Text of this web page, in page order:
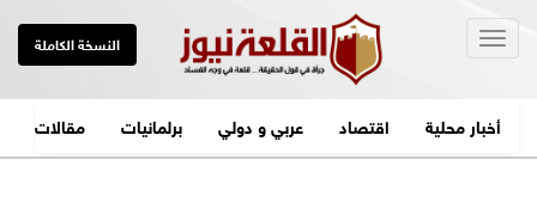
النسخة الكاملة
أخبار محلية اقتصاد عربي و دولي برلمانيات مقالات